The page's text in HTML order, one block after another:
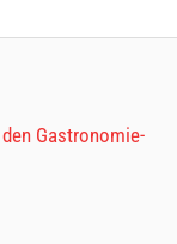
Gastronomie-